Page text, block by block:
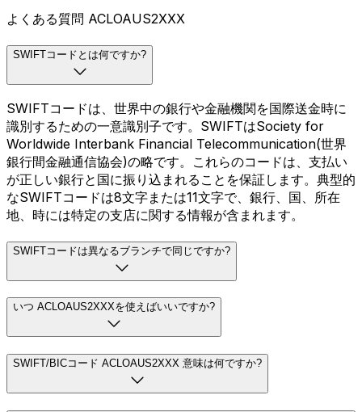
よくある質問 ACLOAUS2XXX
SWIFTコードとは何ですか?
SWIFTコードは、世界中の銀行や金融機関を国際送金時に
識別するための一意識別子です。SWIFTはSociety for
Worldwide Interbank Financial Telecommunication(世界
銀行間金融通信協会)の略です。これらのコードは、支払い
が正しい銀行と国に振り込まれることを保証します。典型的
なSWIFTコードは8文字または11文字で、銀行、国、所在
地、時には特定の支店に関する情報が含まれます。
SWIFTコードは異なるブランチで同じですか?
いつ ACLOAUS2XXXを使えばいいですか?
SWIFT/BICコード ACLOAUS2XXX 意味は何ですか?